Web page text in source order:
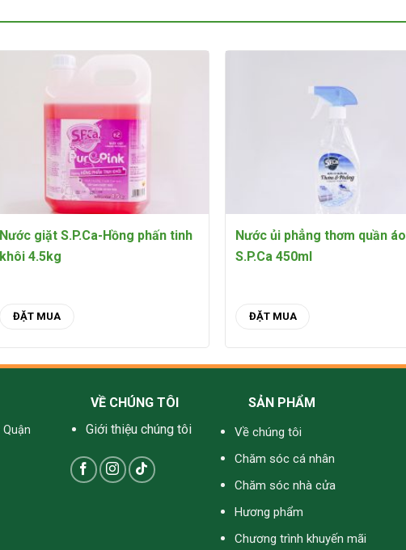
Nước giặt S.P.Ca-Hồng phấn tinh
khôi 4.5kg
ĐẶT MUA
Nước ủi phẳng thơm quần áo
S.P.Ca 450ml
ĐẶT MUA
VỀ CHÚNG TÔI
Giới thiệu chúng tôi
SẢN PHẨM
Về chúng tôi
Chăm sóc cá nhân
Chăm sóc nhà cửa
Hương phẩm
Chương trình khuyến mãi